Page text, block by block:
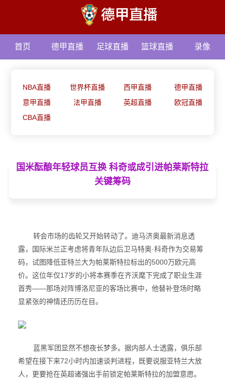
首页 德甲直播 足球直播 篮球直播 录像
NBA直播 世界杯直播 西甲直播
德甲直播
意甲直播
法甲直播 英超直播
欧冠直播
CBA直播
国米酝酿年轻球员互换 科奇或成引进帕莱斯特拉
关键筹码
转会市场的齿轮又开始转动了。迪马济奥最新消息透
露，国际米兰正考虑将青年队边后卫马特奥·科奇作为交易筹
码，试图降低亚特兰大为帕莱斯特拉标出的5000万欧元高
价。这位年仅17岁的小将本赛季在齐沃麾下完成了职业生涯
首秀——那场对阵博洛尼亚的客场比赛中，他替补登场时略
显紧张的神情还历历在目。
蓝黑军团显然不想夜长梦多。据内部人士透露，俱乐部
希望在接下来72小时内加速谈判进程，既要说服亚特兰大放
人，更要抢在英超诸强出手前锁定帕莱斯特拉的加盟意愿。